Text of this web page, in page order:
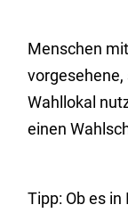
Menschen
Wahllokal
einen
Tipp: Ob es